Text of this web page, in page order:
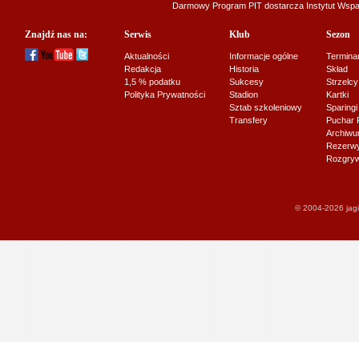
Darmowy Program PIT dostarcza Instytut
Znajdź nas na: Serwis
Aktualności
Redakcja
1,5 % podatku
Polityka Prywatności
Klub
Informacje ogólne
Historia
Sukcesy
Stadion
Sztab szkoleniowy
Transfery
Sezon
Skład
Strzelcy
Kartki
Sparingi
Puchar
© 2004-2026